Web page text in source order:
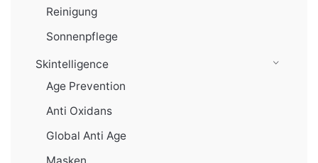
Reinigung
Sonnenpflege
Skintelligence
Age Prevention
Anti Oxidans
Global Anti Age